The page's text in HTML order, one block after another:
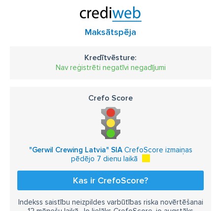
Maksātspēja
Kredītvēsture:
Nav reģistrēti negatīvi negadījumi
Crefo Score
"Gerwil Crewing Latvia" SIACrefoScore izmaiņas
pēdējo 7 dienu laikā
Kas ir CrefoScore?
Indekss saistību neizpildes varbūtības riska novērtēšanai